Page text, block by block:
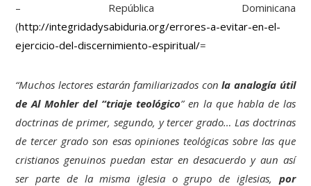
– República Dominicana
(http://integridadysabiduria.org/errores-a-evitar-en-el-
ejercicio-del-discernimiento-espiritual/=
“Muchos lectores estarán familiarizados conla analogía útil
de Al Mohler del “triaje teológico” en la que habla de las
doctrinas de primer, segundo, y tercer grado… Las doctrinas
de tercer grado son esas opiniones teológicas sobre las que
cristianos genuinos puedan estar en desacuerdo y aun así
ser parte de la misma iglesia o grupo de iglesias, por